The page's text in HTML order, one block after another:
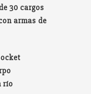
30 cargos
armas de
río